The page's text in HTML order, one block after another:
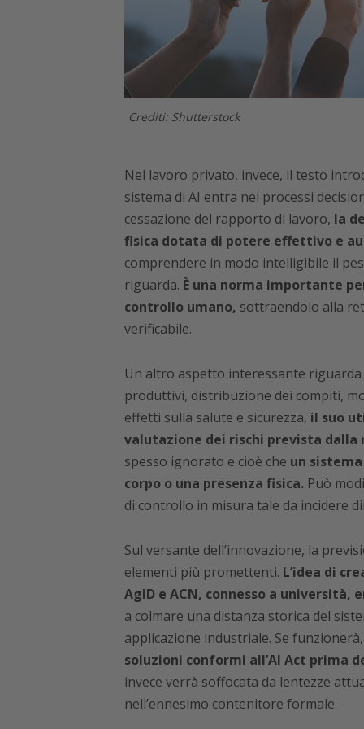
Crediti: Shutterstock
Nel lavoro privato, invece, il testo
sistema di AI entra nei processi
cessazione del rapporto di lavoro, la
fisica dotata di potere effettivo e
comprendere in modo intelligibile il
riguarda. È una norma importante
controllo umano, sottraendolo alla
verificabile.
Un altro aspetto interessante riguarda
produttivi, distribuzione dei compiti,
effetti sulla salute e sicurezza, il suo
valutazione dei rischi prevista
spesso ignorato e cioè che un
corpo o una presenza fisica.Può
di controllo in misura tale da incidere
Sul versante dell’innovazione, la
elementi più promettenti. L’idea di
AgID e ACN, connesso a università,
a colmare una distanza storica del
applicazione industriale. Se
soluzioni conformi all’AI Act prima
invece verrà soffocata da lentezze
nell’ennesimo contenitore formale.